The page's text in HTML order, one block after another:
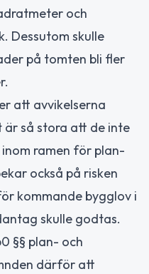
och
Dessutom skulle
på tomten bli fler
att avvikelserna
så stora att de inte
inom ramen för plan-
också på risken
kommande bygglov i
skulle godtas.
§§ plan- och
därför att